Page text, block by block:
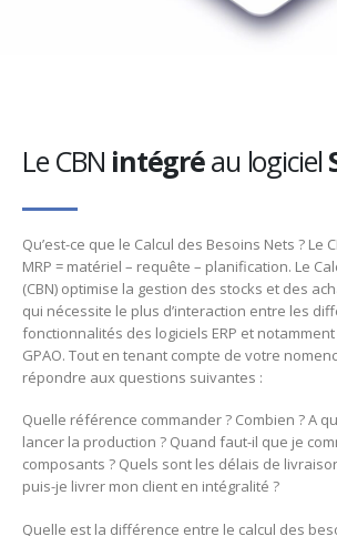
Le CBN intégréau logiciel
Qu’est-ce que le Calcul des Besoins Nets ? Le
MRP = matériel – requête – planification. Le
(CBN) optimise la gestion des stocks et des
qui nécessite le plus d’interaction entre les
fonctionnalités des logiciels ERP et
GPAO. Tout en tenant compte de votre
répondre aux questions suivantes :
Quelle référence commander ? Combien ? A
lancer la production ? Quand faut-il que je
composants ? Quels sont les délais de
puis-je livrer mon client en intégralité ?
Quelle est la différence entre le calcul des